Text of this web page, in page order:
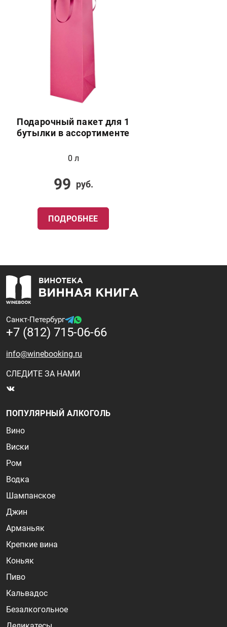
Подарочный пакет для 1
бутылки в ассортименте
0 л
99 руб.
ПОДРОБНЕЕ
Санкт-Петербург
+7 (812) 715-06-66
info@winebooking.ru
СЛЕДИТЕ ЗА НАМИ
ПОПУЛЯРНЫЙ АЛКОГОЛЬ
Вино
Виски
Ром
Водка
Шампанское
Джин
Арманьяк
Крепкие вина
Коньяк
Пиво
Кальвадос
Безалкогольное